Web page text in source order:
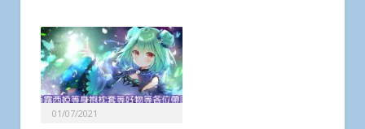
01/07/2021